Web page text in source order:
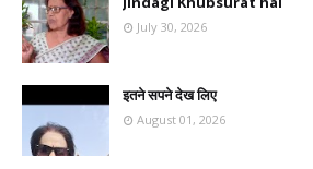
July 30, 2026
इतने सपने देख लिए
August 01, 2026